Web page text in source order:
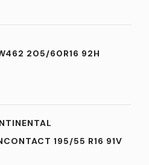
205/60R16 92H
195/55 R16 91V